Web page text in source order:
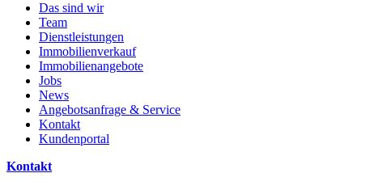
Das sind wir
Team
Dienstleistungen
Immobilienverkauf
Immobilienangebote
Jobs
News
Angebotsanfrage & Service
Kontakt
Kundenportal
Kontakt